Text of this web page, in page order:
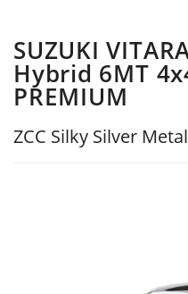
SUZUKI
Hybrid 6MT
PREMIUM
ZCC Silky Silver